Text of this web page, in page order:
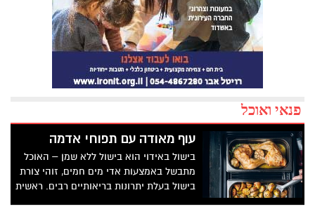
פנאי ואוכל
עוף מאודה עם תפוחי אדמה
בישול באידוי הוא בישול ללא שמן – האוכל
מתבשל באמצעות אדי מים חמים, זוהי צורת
בישול בעלת יתרונות בריאותיים רבים. ראשית